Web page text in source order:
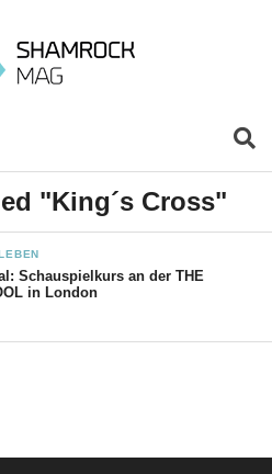
"King´s Cross"
Schauspielkurs an der THE
in London